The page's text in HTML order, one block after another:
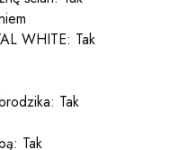
WHITE: Tak
Tak
Tak